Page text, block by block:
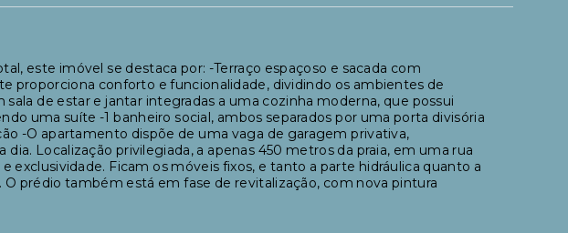
este imóvel se destaca por: -Terraço espaçoso e sacada com
proporciona conforto e funcionalidade, dividindo os ambientes de
de estar e jantar integradas a uma cozinha moderna, que possui
uma suíte -1 banheiro social, ambos separados por uma porta divisória
-O apartamento dispõe de uma vaga de garagem privativa,
Localização privilegiada, a apenas 450 metros da praia, em uma rua
exclusividade. Ficam os móveis fixos, e tanto a parte hidráulica quanto a
prédio também está em fase de revitalização, com nova pintura